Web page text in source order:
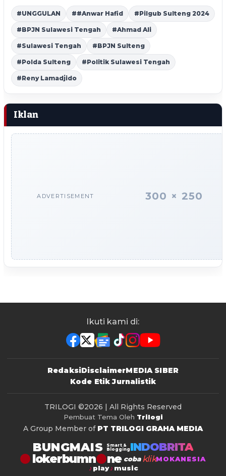
#UNGGULAN ##Anwar Hafid #Pilgub Sulteng 2024
#BPJN Sulawesi Tengah #Ahmad Ali
#Sulawesi Tengah #BPJN Sulteng
#Polda Sulteng #Politik Sulawesi Tengah
#Reny Lamadjido
Iklan
ADVERTISEMENT 300 × 250
Ikuti kami di:
RedaksiDisclaimerMEDIA SIBER
Kode Etik Jurnalistik
TRILOGI ©2026 | All Rights Reserved
Pembuat Tema Oleh Trilogi
A Group Member of PT TRILOGI GRAHA MEDIA
BUNGMAIS
Smart &
Blogging INDOBRITA
lokerbumn coba klikMOKANESIA
play
music